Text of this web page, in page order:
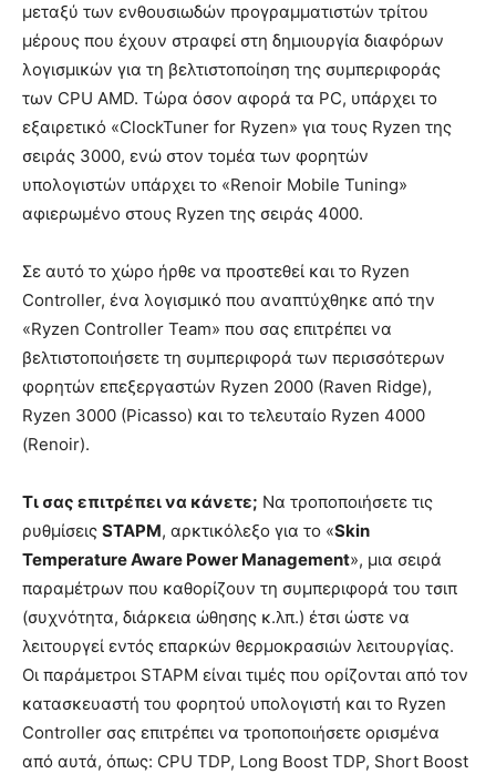
μεταξύ των ενθουσιωδών προγραμματιστών τρίτου
μέρους που έχουν στραφεί στη δημιουργία διαφόρων
λογισμικών για τη βελτιστοποίηση της συμπεριφοράς
των CPU AMD. Τώρα όσον αφορά τα PC, υπάρχει το
εξαιρετικό «ClockTuner for Ryzen» για τους Ryzen της
σειράς 3000, ενώ στον τομέα των φορητών
υπολογιστών υπάρχει το «Renoir Mobile Tuning»
αφιερωμένο στους Ryzen της σειράς 4000.
Σε αυτό το χώρο ήρθε να προστεθεί και το Ryzen
Controller, ένα λογισμικό που αναπτύχθηκε από την
«Ryzen Controller Team» που σας επιτρέπει να
βελτιστοποιήσετε τη συμπεριφορά των περισσότερων
φορητών επεξεργαστών Ryzen 2000 (Raven Ridge),
Ryzen 3000 (Picasso) και το τελευταίο Ryzen 4000
(Renoir).
Τι σας επιτρέπει να κάνετε; Να τροποποιήσετε τις
ρυθμίσεις STAPM, αρκτικόλεξο για το «Skin
Temperature Aware Power Management», μια σειρά
παραμέτρων που καθορίζουν τη συμπεριφορά του τσιπ
(συχνότητα, διάρκεια ώθησης κ.λπ.) έτσι ώστε να
λειτουργεί εντός επαρκών θερμοκρασιών λειτουργίας.
Οι παράμετροι STAPM είναι τιμές που ορίζονται από τον
κατασκευαστή του φορητού υπολογιστή και το Ryzen
Controller σας επιτρέπει να τροποποιήσετε ορισμένα
από αυτά, όπως: CPU TDP, Long Boost TDP, Short Boost